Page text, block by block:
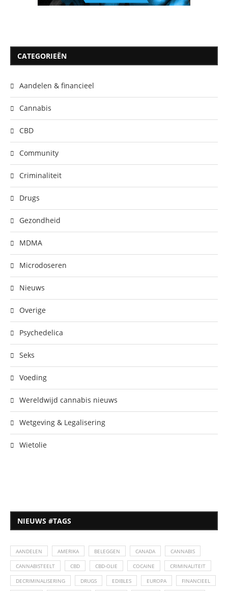
CATEGORIEËN
Aandelen & financieel
Cannabis
CBD
Community
Criminaliteit
Drugs
Gezondheid
MDMA
Microdoseren
Nieuws
Overige
Psychedelica
Seks
Voeding
Wereldwijd cannabis nieuws
Wetgeving & Legalisering
Wietolie
NIEUWS #TAGS
AANDELEN AMERIKA BELEGGEN CANADA CANNABIS
CANNABISTEELT CBD CBD-OLIE COCAINE CRIMINALITEIT
DECRIMINALISERING DRUGS EDIBLES EUROPA FINANCIEEL